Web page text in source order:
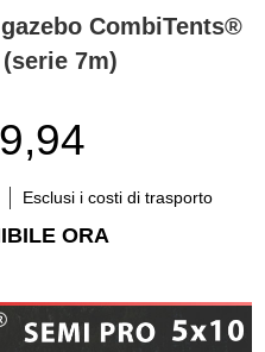
CombiTents®
7m)
Esclusi i costi di trasporto
ORA